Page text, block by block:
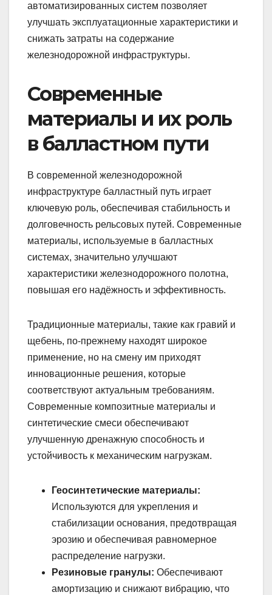
автоматизированных систем позволяет
улучшать эксплуатационные характеристики и
снижать затраты на содержание
железнодорожной инфраструктуры.
Современные
материалы и их роль
в балластном пути
В современной железнодорожной
инфраструктуре балластный путь играет
ключевую роль, обеспечивая стабильность и
долговечность рельсовых путей. Современные
материалы, используемые в балластных
системах, значительно улучшают
характеристики железнодорожного полотна,
повышая его надёжность и эффективность.
Традиционные материалы, такие как гравий и
щебень, по-прежнему находят широкое
применение, но на смену им приходят
инновационные решения, которые
соответствуют актуальным требованиям.
Современные композитные материалы и
синтетические смеси обеспечивают
улучшенную дренажную способность и
устойчивость к механическим нагрузкам.
Геосинтетические материалы:
Используются для укрепления и
стабилизации основания, предотвращая
эрозию и обеспечивая равномерное
распределение нагрузки.
Резиновые гранулы: Обеспечивают
амортизацию и снижают вибрацию, что